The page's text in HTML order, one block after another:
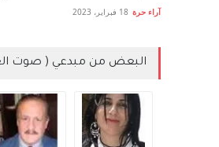
آراء حرة 18 فبراير، 2023
البعض من مبدعي ( صوت